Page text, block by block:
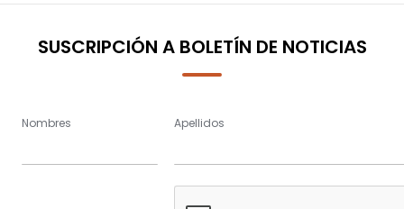
SUSCRIPCIÓN A BOLETÍN DE NOTICIAS
Nombres Apellidos